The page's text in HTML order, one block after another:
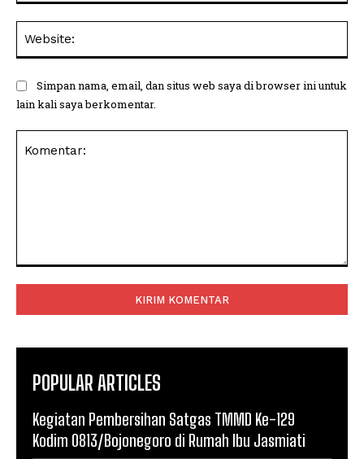
Simpan nama, email, dan situs web saya di browser ini untuk
lain kali saya berkomentar.
POPULAR ARTICLES
Kegiatan Pembersihan Satgas TMMD Ke-129
Kodim 0813/Bojonegoro di Rumah Ibu Jasmiati